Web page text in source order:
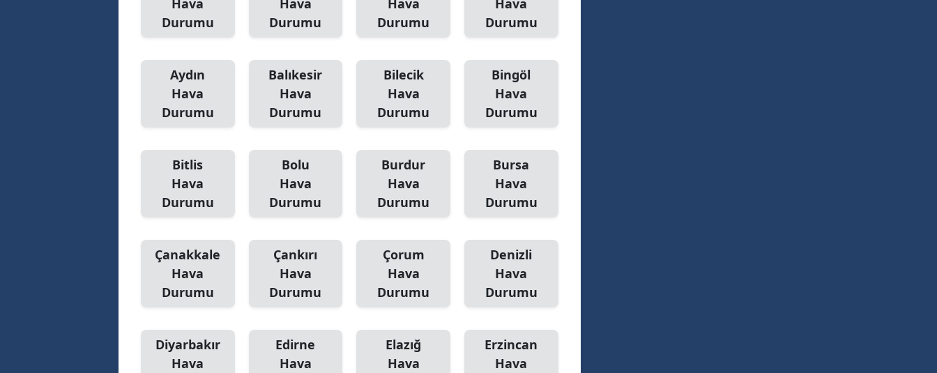
Hava
Durumu
Hava
Durumu
Hava
Durumu
Hava
Durumu
Aydın
Hava
Durumu
Balıkesir
Hava
Durumu
Bilecik
Hava
Durumu
Bingöl
Hava
Durumu
Bitlis
Hava
Durumu
Bolu
Hava
Durumu
Burdur
Hava
Durumu
Bursa
Hava
Durumu
Çanakkale
Hava
Durumu
Çankırı
Hava
Durumu
Çorum
Hava
Durumu
Denizli
Hava
Durumu
Diyarbakır
Hava
Edirne
Hava
Elazığ
Hava
Erzincan
Hava